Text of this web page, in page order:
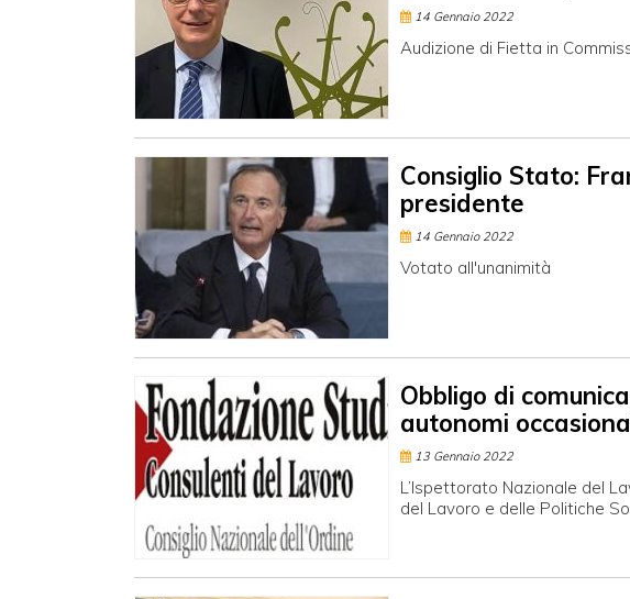
14 Gennaio 2022
Audizione di Fietta in
Consiglio Stato:
presidente
14 Gennaio 2022
Votato all'unanimità
Obbligo di
autonomi
13 Gennaio 2022
L’Ispettorato Nazionale del
del Lavoro e delle Politiche